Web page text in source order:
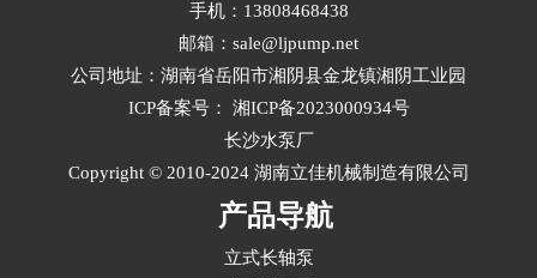
手机：13808468438
邮箱：sale@ljpump.net
公司地址：湖南省岳阳市湘阴县金龙镇湘阴工业园
ICP备案号：
湘ICP备2023000934号
长沙水泵厂
Copyright © 2010-2024 湖南立佳机械制造有限公司
产品导航
立式长轴泵